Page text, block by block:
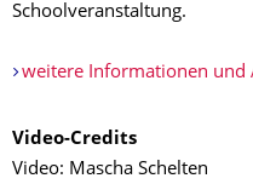
Schoolveranstaltung.
weitere Informationen und
Video-Credits
Video: Mascha Schelten